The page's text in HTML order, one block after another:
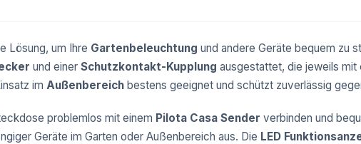
Lösung, um Ihre Gartenbeleuchtung und andere Geräte bequem zu
und einer Schutzkontakt-Kupplung ausgestattet, die jeweils mit
im Außenbereich bestens geeignet und schützt zuverlässig
problemlos mit einem Pilota Casa Sender verbinden und
Geräte im Garten oder Außenbereich aus. Die LED